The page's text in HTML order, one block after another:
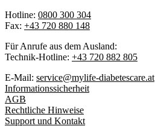
Hotline: 0800 300 304
Fax: +43 720 880 148
Für Anrufe aus dem Ausland:
Technik-Hotline: +43 720 882 805
E-Mail: service@mylife-diabetescare.at
Informationssicherheit
AGB
Rechtliche Hinweise
Support und Kontakt